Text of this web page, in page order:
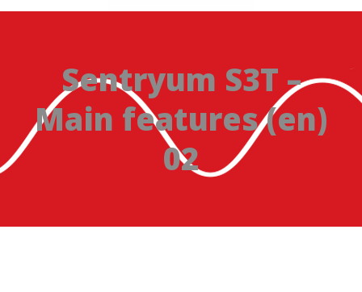
Sentryum S3T –
Main features (en)
02